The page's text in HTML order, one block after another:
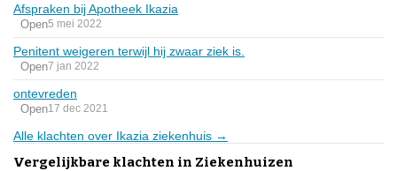
Afspraken bij Apotheek Ikazia
Open5 mei 2022
Penitent weigeren terwijl hij zwaar ziek is.
Open7 jan 2022
ontevreden
Open17 dec 2021
Alle klachten over Ikazia ziekenhuis →
Vergelijkbare klachten in Ziekenhuizen